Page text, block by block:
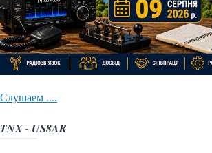
Слушаем ....
TNX - US8AR